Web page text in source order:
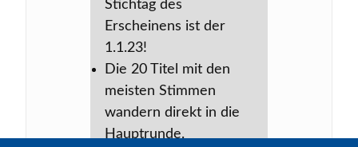
Stichtag des
Erscheinens ist der
1.1.23!
Die 20 Titel mit den
meisten Stimmen
wandern direkt in die
Hauptrunde.